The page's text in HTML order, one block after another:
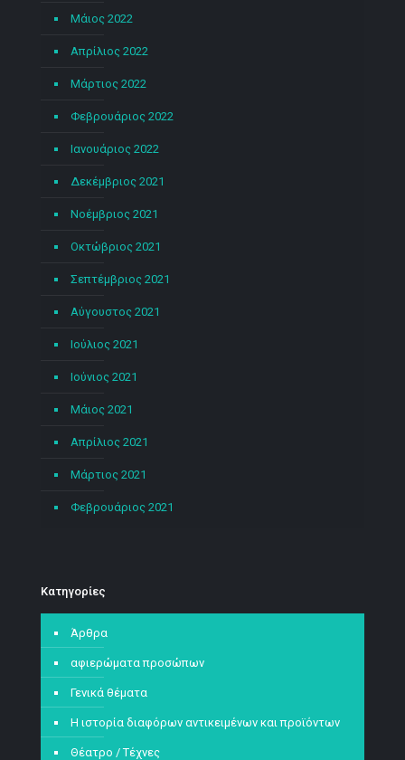
Μάιος 2022
Απρίλιος 2022
Μάρτιος 2022
Φεβρουάριος 2022
Ιανουάριος 2022
Δεκέμβριος 2021
Νοέμβριος 2021
Οκτώβριος 2021
Σεπτέμβριος 2021
Αύγουστος 2021
Ιούλιος 2021
Ιούνιος 2021
Μάιος 2021
Απρίλιος 2021
Μάρτιος 2021
Φεβρουάριος 2021
Kατηγορίες
Άρθρα
αφιερώματα προσώπων
Γενικά θέματα
Η ιστορία διαφόρων αντικειμένων και προϊόντων
Θέατρο / Τέχνες